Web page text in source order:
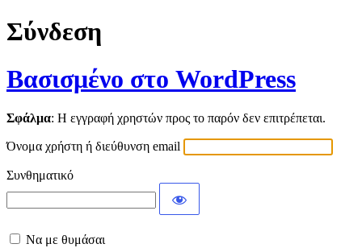
Σύνδεση
Βασισμένο στο WordPress
Σφάλμα: Η εγγραφή χρηστών προς το παρόν δεν επιτρέπεται.
Όνομα χρήστη ή διεύθυνση email
Συνθηματικό
Να με θυμάσαι